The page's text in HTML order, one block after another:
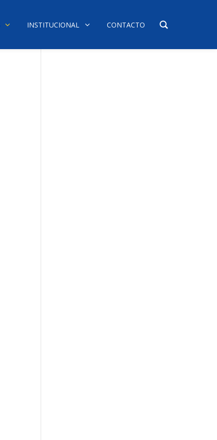
INSTITUCIONAL CONTACTO